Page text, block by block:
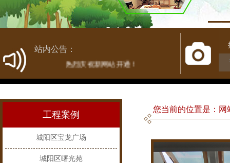
1
站内公告：
热烈庆祝新网站开通！
工程案例
城阳区宝龙广场
城阳区曙光苑
您当前的位置是：网